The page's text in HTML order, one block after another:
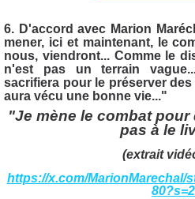
6. D'accord avec Marion
mener, ici et maintenant, le
nous, viendront... Comme le
n'est pas un terrain
sacrifiera pour le préserver
aura vécu une bonne vie..."
"Je mène le combat pour
pas à le
(extrait
https://x.com/MarionMarechal/